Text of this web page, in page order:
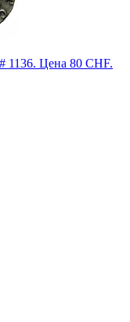
1136. Цена 80 CHF.